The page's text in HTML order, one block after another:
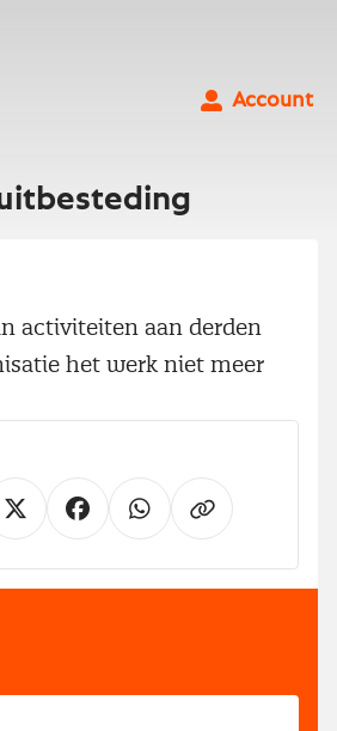
Account
activiteiten aan derden
het werk niet meer